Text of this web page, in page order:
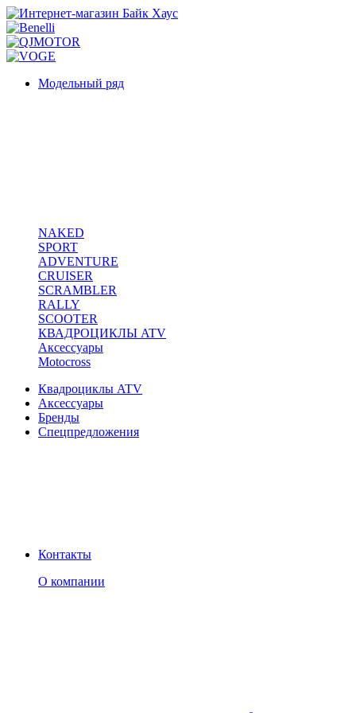
Skip
to
content
Модельный ряд
NAKED
SPORT
ADVENTURE
CRUISER
SCRAMBLER
RALLY
SCOOTER
КВАДРОЦИКЛЫ ATV
Аксессуары
Motocross
Квадроциклы ATV
Аксессуары
Бренды
Спецпредложения
Контакты
О компании